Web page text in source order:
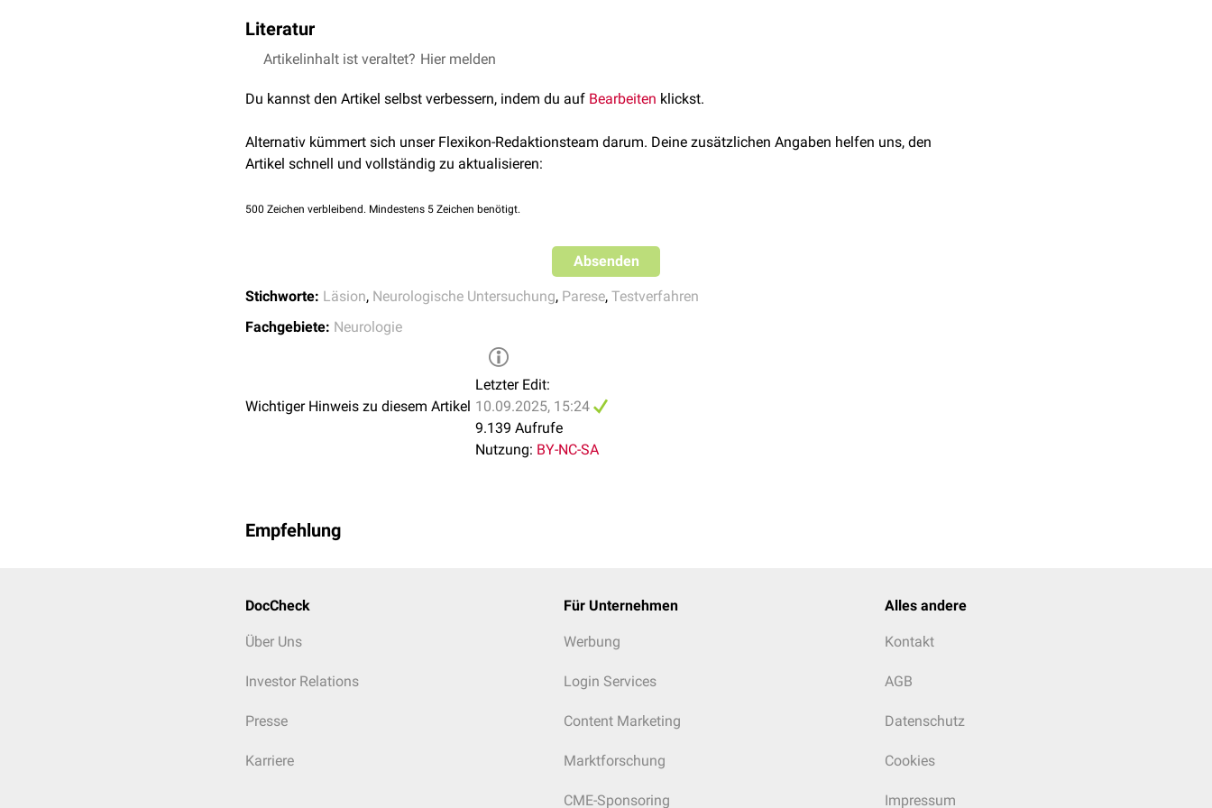
Ermüdung auftreten. Eine Abgrenzung erfolgt durch ergänzende Tests (z.B.
Koordinationstests).
Literatur
Wüllner, U., & Elger, C. E. (2017). Neurologische Untersuchung. In: Diener, H.-C. (Hrsg.), Leitlinien für Diagnostik
Artikelinhalt ist veraltet? Hier melden
Du kannst den Artikel selbst verbessern, indem du auf Bearbeiten klickst.
Alternativ kümmert sich unser Flexikon-Redaktionsteam darum. Deine zusätzlichen Angaben helfen uns, den
Artikel schnell und vollständig zu aktualisieren:
500 Zeichen verbleibend. Mindestens 5 Zeichen benötigt.
Absenden
Stichworte: Läsion, Neurologische Untersuchung, Parese, Testverfahren
Fachgebiete: Neurologie
Wichtiger Hinweis zu diesem Artikel
Letzter Edit:
10.09.2025, 15:24
9.139 Aufrufe
Nutzung: BY-NC-SA
Empfehlung
DocCheck
Über Uns
Investor Relations
Presse
Karriere
Für Unternehmen
Werbung
Login Services
Content Marketing
Marktforschung
CME-Sponsoring
Alles andere
Kontakt
AGB
Datenschutz
Cookies
Impressum